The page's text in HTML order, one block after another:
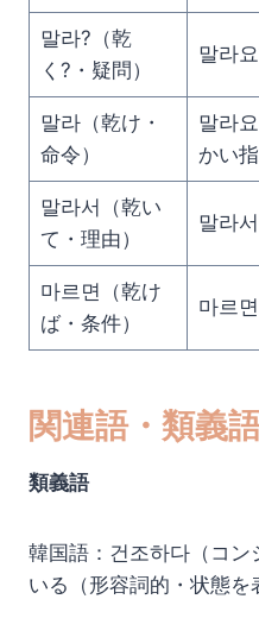
말라?（乾
く?・疑問）
말라
말라（乾け・
命令）
말라
かい指
말라서（乾い
て・理由）
말라
마르면（乾け
ば・条件）
마르
関連語・類義
類義語
韓国語：건조하다（コン
いる（形容詞的・状態を